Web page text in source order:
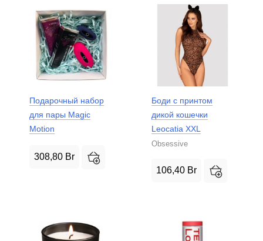
Подарочный набор
для пары Magic
Motion
308,80 Br
Боди с принтом
дикой кошечки
Leocatia XXL
Obsessive
106,40 Br